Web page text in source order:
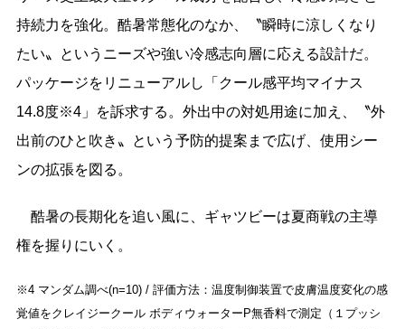
持続力を強化。酷暑常態化のなか、〝瞬時に涼しくなり
たい〟というニーズや強い冷感志向層に応える設計だ。
パッケージをリニューアルし「クール感平均マイナス
14.8度※4」を訴求する。外出中の対処用途に加え、〝外
出前のひと吹き〟という予防的提案まで広げ、使用シー
ンの拡張を図る。
酷暑の長期化を追い風に、ギャツビーは夏商戦の主導
権を握りにいく。
※4 マンダム調べ(n=10) / 評価方法：温度制御装置で皮膚温度変化の感
覚値をクレイジークール ボディウォーターP無香料で測定（１プッシ